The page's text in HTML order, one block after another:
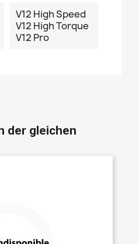
V12 High Speed
V12 High Torque
V12 Pro
der gleichen